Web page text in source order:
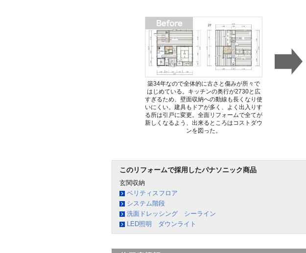
築34年なので全体的に古さと傷みが所々で
はじめている。キッチンの奥行が2730と広
すぎるため、壁面収納への動線も長くなり使
いにくい。建具もドアが多く、よく出入りす
る所は引戸に変更。全面リフォームで全てが
新しくなるよう、出来るところはコストダウ
ンを図った。
このリフォームで採用したパナソニック商品
玄関収納
ベリティスフロア
システム階段
洗面ドレッシング シーライン
LED照明 ダウンライト